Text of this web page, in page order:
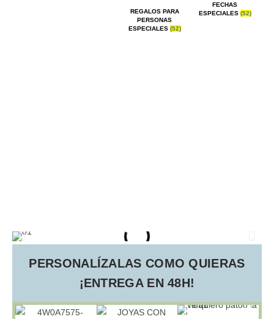
REGALOS PARA
PERSONAS
ESPECIALES (52)
FECHAS
ESPECIALES (52)
PERSONALÍZALAS COMO QUIERAS
¡ENTREGA EN 48H!